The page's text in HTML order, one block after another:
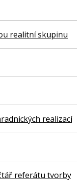
realitní skupinu
realizací
referátu tvorby